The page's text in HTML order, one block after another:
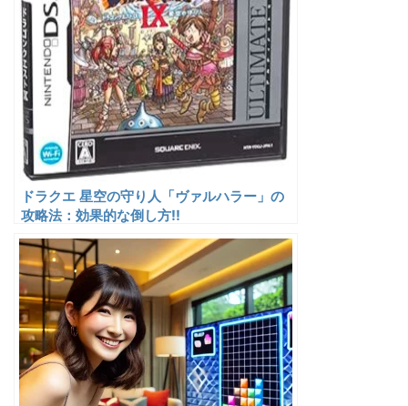
ドラクエ 星空の守り人「ヴァルハラー」の
攻略法：効果的な倒し方!!